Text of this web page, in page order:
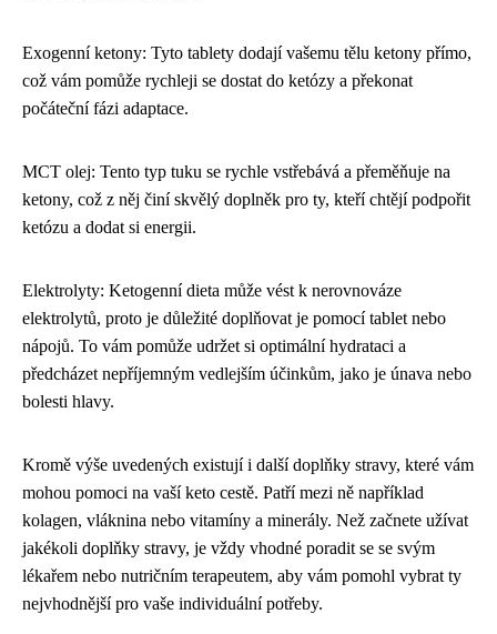
Exogenní ketony: Tyto tablety dodají vašemu tělu ketony přímo,
což vám pomůže rychleji se dostat do ketózy a překonat
počáteční fázi adaptace.
MCT olej: Tento typ tuku se rychle vstřebává a přeměňuje na
ketony, což z něj činí skvělý doplněk pro ty, kteří chtějí podpořit
ketózu a dodat si energii.
Elektrolyty: Ketogenní dieta může vést k nerovnováze
elektrolytů, proto je důležité doplňovat je pomocí tablet nebo
nápojů. To vám pomůže udržet si optimální hydrataci a
předcházet nepříjemným vedlejším účinkům, jako je únava nebo
bolesti hlavy.
Kromě výše uvedených existují i další doplňky stravy, které vám
mohou pomoci na vaší keto cestě. Patří mezi ně například
kolagen, vláknina nebo vitamíny a minerály. Než začnete užívat
jakékoli doplňky stravy, je vždy vhodné poradit se se svým
lékařem nebo nutričním terapeutem, aby vám pomohl vybrat ty
nejvhodnější pro vaše individuální potřeby.